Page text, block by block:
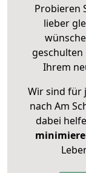
Probieren
lieber
Ihrem
Wir sind für
nach Am
dabei